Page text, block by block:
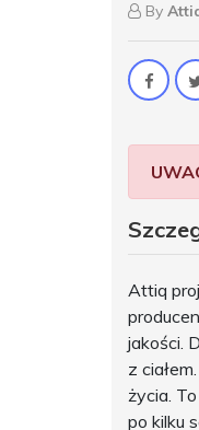
By
Attiq
jakości.
z
życia.
po kilku